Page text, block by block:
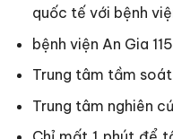
quốc tế với bệnh
bệnh viện An Gia
Trung tâm tầm soát
Trung tâm nghiên